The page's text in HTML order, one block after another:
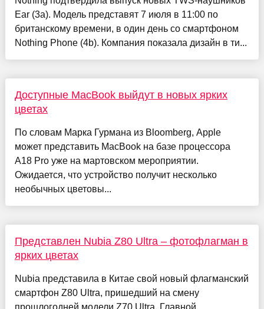
Ear (3a). Модель представят 7 июля в 11:00 по
британскому времени, в один день со смартфоном
Nothing Phone (4b). Компания показала дизайн в ти...
Доступные MacBook выйдут в новых ярких
цветах
По словам Марка Гурмана из Bloomberg, Apple
может представить MacBook на базе процессора
A18 Pro уже на мартовском мероприятии.
Ожидается, что устройство получит несколько
необычных цветовы...
Представлен Nubia Z80 Ultra – фотофлагман в
ярких цветах
Nubia представила в Китае свой новый флагманский
смартфон Z80 Ultra, пришедший на смену
прошлогодней модели Z70 Ultra. Главной